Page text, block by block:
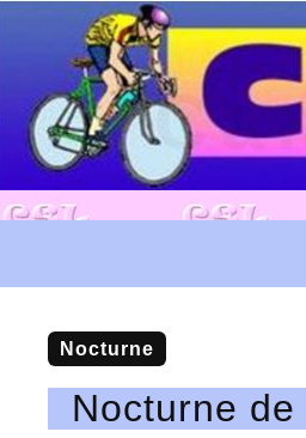
nocturne
Nocturne